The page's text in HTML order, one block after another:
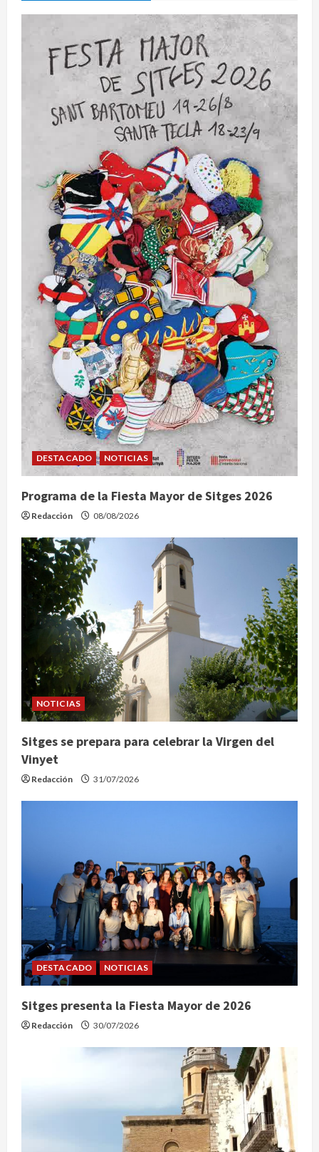
DESTACADO NOTICIAS
Programa de la Fiesta Mayor de Sitges 2026
Redacción 08/08/2026
NOTICIAS
Sitges se prepara para celebrar la Virgen del
Vinyet
Redacción 31/07/2026
DESTACADO NOTICIAS
Sitges presenta la Fiesta Mayor de 2026
Redacción 30/07/2026